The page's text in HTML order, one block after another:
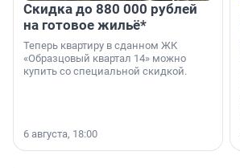
Скидка до 880 000 рублей
на готовое жильё*
Теперь квартиру в сданном ЖК
«Образцовый квартал 14» можно
купить со специальной скидкой.
6 августа, 18:00